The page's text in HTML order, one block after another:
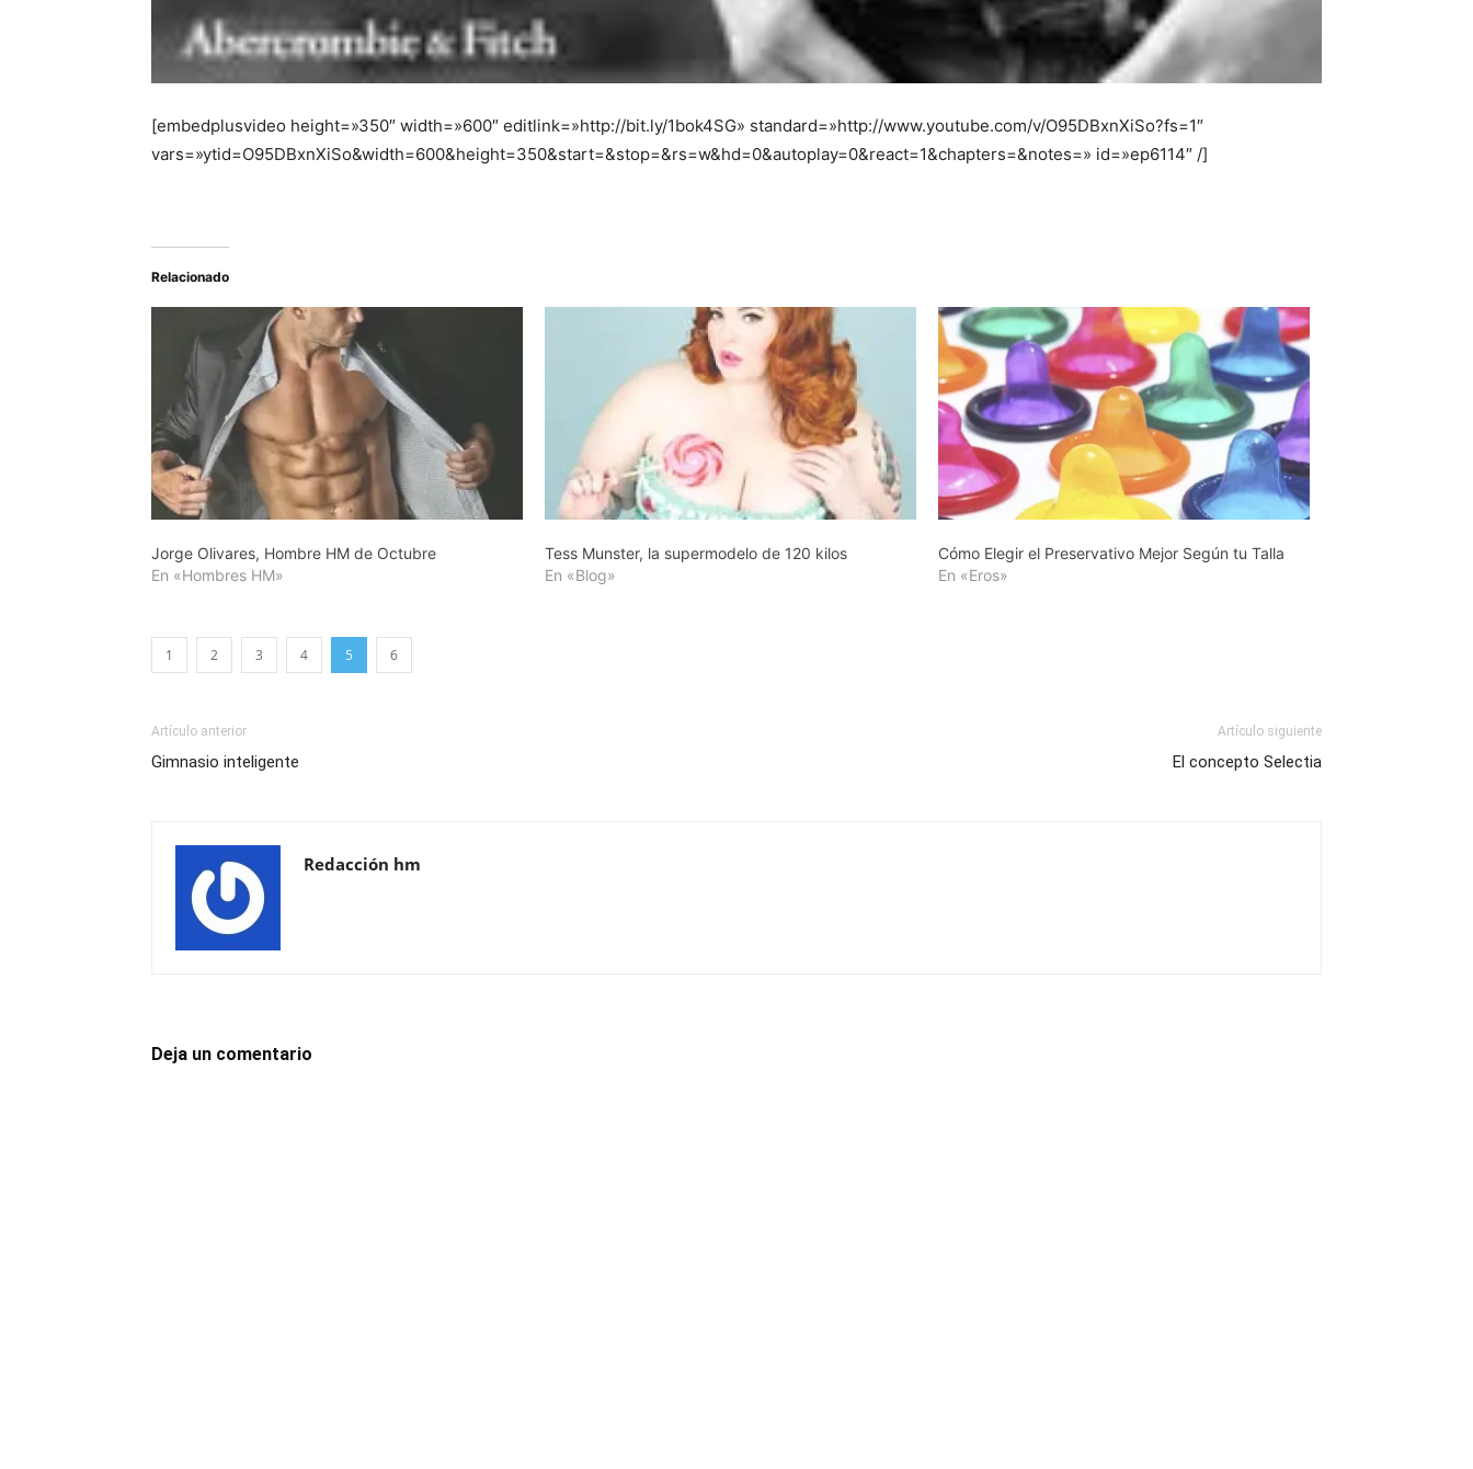
[embedplusvideo height=»350″ width=»600″ editlink=»http://bit.ly/1bok4SG» standard=»http://www.youtube.com/v/O95DBxnXiSo?fs=1″
vars=»ytid=O95DBxnXiSo&width=600&height=350&start=&stop=&rs=w&hd=0&autoplay=0&react=1&chapters=&notes=» id=»ep6114″ /]
Relacionado
Jorge Olivares, Hombre HM de Octubre
En «Hombres HM»
Tess Munster, la supermodelo de 120 kilos
En «Blog»
Cómo Elegir el Preservativo Mejor Según tu Talla
En «Eros»
1 2 3 4 5 6
Artículo anterior
Gimnasio inteligente
Artículo siguiente
El concepto Selectia
Redacción hm
Deja un comentario